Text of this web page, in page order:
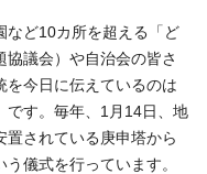
など10カ所を超える「ど
議会）や自治会の皆さ
を今日に伝えているのは
です。毎年、1月14日、地
置されている庚申塔から
儀式を行っています。